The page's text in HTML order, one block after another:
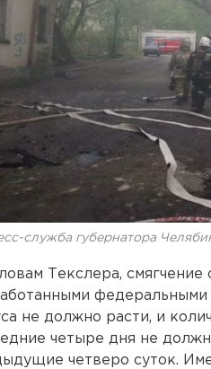
служба губернатора
Текслера,
федеральными
не должно расти, и
четыре дня не
четверо суток.